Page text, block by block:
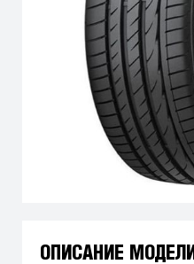
ОПИСАНИЕ МОДЕЛИ